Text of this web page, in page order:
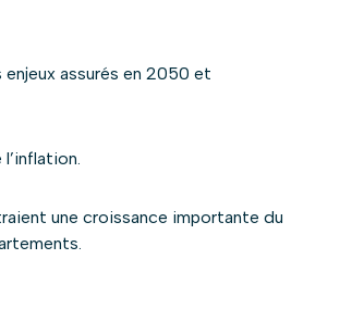
assurés en 2050 et
une croissance importante du